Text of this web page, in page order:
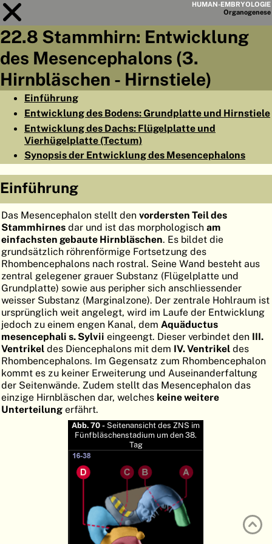
HUMAN-EMBRYOLOGIE
Organogenese
Modul 22
KAPITELLISTE
ABSTRAKT
HOME
EMBRYOGENESE
ORGANOGENESE
ATLASEMBRYOLOGY
SUCHEN
HILFE
FR
22.8 Stammhirn: Entwicklung
des Mesencephalons (3.
Hirnbläschen - Hirnstiele)
Einführung
Entwicklung des Bodens: Grundplatte und Hirnstiele
Entwicklung des Dachs: Flügelplatte und
Vierhügelplatte (Tectum)
Synopsis der Entwicklung des Mesencephalons
Einführung
Das Mesencephalon stellt den vordersten Teil des
Stammhirnes dar und ist das morphologisch am
einfachsten gebaute Hirnbläschen. Es bildet die
grundsätzlich röhrenförmige Fortsetzung des
Rhombencephalons nach rostral. Seine Wand besteht aus
zentral gelegener grauer Substanz (Flügelplatte und
Grundplatte) sowie aus peripher sich anschliessender
weisser Substanz (Marginalzone). Der zentrale Hohlraum ist
ursprünglich weit angelegt, wird im Laufe der Entwicklung
jedoch zu einem engen Kanal, dem Aquäductus
mesencephali s. Sylvii eingeengt. Dieser verbindet den III.
Ventrikel des Diencephalons mit dem IV. Ventrikel des
Rhombencephalons. Im Gegensatz zum Rhombencephalon
kommt es zu keiner Erweiterung und Auseinanderfaltung
der Seitenwände. Zudem stellt das Mesencephalon das
einzige Hirnbläschen dar, welches keine weitere
Unterteilung erfährt.
Abb. 70 - Seitenansicht des ZNS im
Fünfbläschenstadium um den 38.
Tag